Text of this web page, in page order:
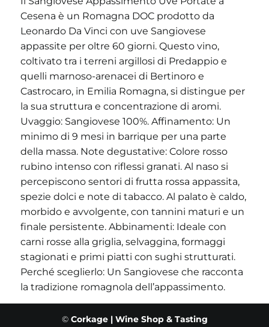
Cesena è un Romagna DOC prodotto da
Leonardo Da Vinci con uve Sangiovese
appassite per oltre 60 giorni. Questo vino,
coltivato tra i terreni argillosi di Predappio e
quelli marnoso-arenacei di Bertinoro e
Castrocaro, in Emilia Romagna, si distingue per
la sua struttura e concentrazione di aromi.
Uvaggio: Sangiovese 100%. Affinamento: Un
minimo di 9 mesi in barrique per una parte
della massa. Note degustative: Colore rosso
rubino intenso con riflessi granati. Al naso si
percepiscono sentori di frutta rossa appassita,
spezie dolci e note di tabacco. Al palato è caldo,
morbido e avvolgente, con tannini maturi e un
finale persistente. Abbinamenti: Ideale con
carni rosse alla griglia, selvaggina, formaggi
stagionati e primi piatti con sughi strutturati.
Perché sceglierlo: Un Sangiovese che racconta
la tradizione romagnola dell’appassimento.
© Corkage | Wine Shop & Tasting